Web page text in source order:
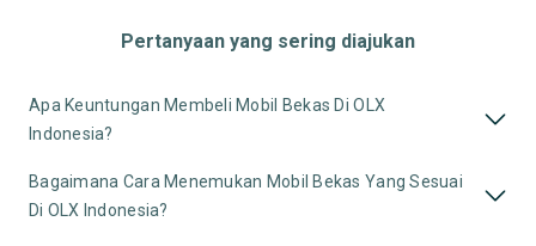
Pertanyaan yang sering diajukan
Apa Keuntungan Membeli Mobil Bekas Di OLX
Indonesia?
Bagaimana Cara Menemukan Mobil Bekas Yang Sesuai
Di OLX Indonesia?